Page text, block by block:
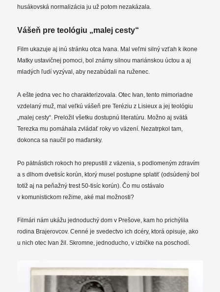
husákovská normalizácia ju už potom nezakázala.
Vášeň pre teológiu „malej cesty“
Film ukazuje aj inú stránku otca Ivana. Mal veľmi silný vzťah k ikone
Matky ustavičnej pomoci, bol známy silnou mariánskou úctou a aj
mladých ľudí vyzýval, aby nezabúdali na ruženec.
A ešte jedna vec ho charakterizovala. Otec Ivan, tento mimoriadne
vzdelaný muž, mal veľkú vášeň pre Teréziu z Lisieux a jej teológiu
„malej cesty“. Preložil všetku dostupnú literatúru. Možno aj svätá
Terezka mu pomáhala zvládať roky vo väzení. Nezatrpkol tam,
dokonca sa naučil po maďarsky.
Po pätnástich rokoch ho prepustili z väzenia, s podlomeným zdravím
a s dlhom dvetisíc korún, ktorý musel postupne splatiť (odsúdený bol
totiž aj na peňažný trest 50-tisíc korún). Čo mu ostávalo
v komunistickom režime, aké mal možnosti?
Filmári nám ukážu jednoduchý dom v Prešove, kam ho prichýlila
rodina Brajerovcov. Cenné je svedectvo ich dcéry, ktorá opisuje, ako
u nich otec Ivan žil. Skromne, jednoducho, v izbičke na poschodí.